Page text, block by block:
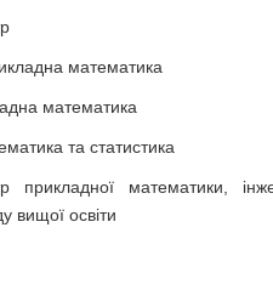
математика
математика
та статистика
прикладної математики,
вищої освіти